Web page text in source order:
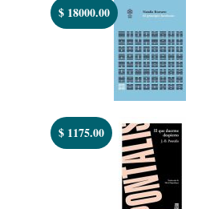
$ 18000.00
$ 1175.00